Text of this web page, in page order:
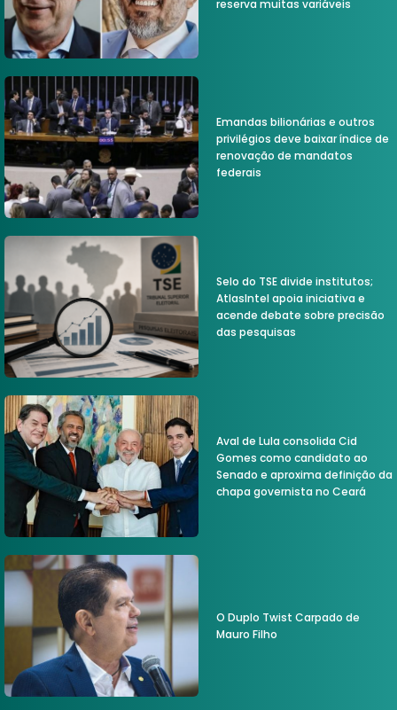
reserva muitas variáveis
Emandas bilionárias e outros
privilégios deve baixar índice de
renovação de mandatos
federais
Selo do TSE divide institutos;
AtlasIntel apoia iniciativa e
acende debate sobre precisão
das pesquisas
Aval de Lula consolida Cid
Gomes como candidato ao
Senado e aproxima definição da
chapa governista no Ceará
O Duplo Twist Carpado de
Mauro Filho